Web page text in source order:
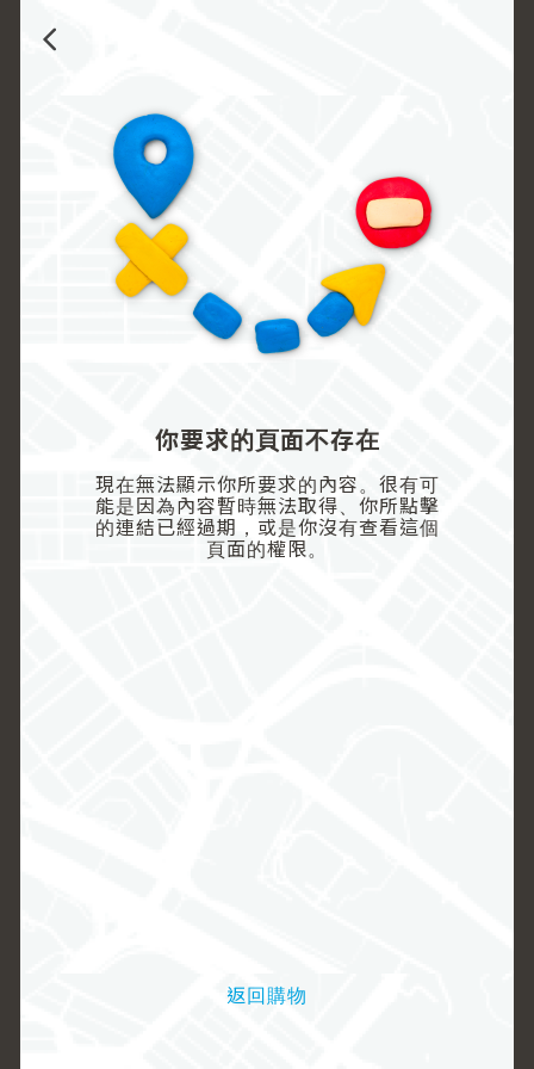
你要求的頁面不存在
現在無法顯示你所要求的內容。很有可
能是因為內容暫時無法取得、你所點擊
的連結已經過期，或是你沒有查看這個
頁面的權限。
返回購物